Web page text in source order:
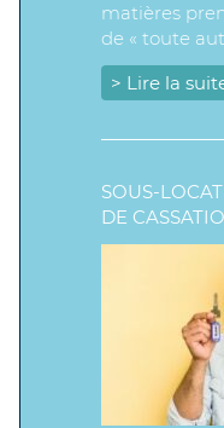
matières
de « toute
> Lire la
SOUS-
DE